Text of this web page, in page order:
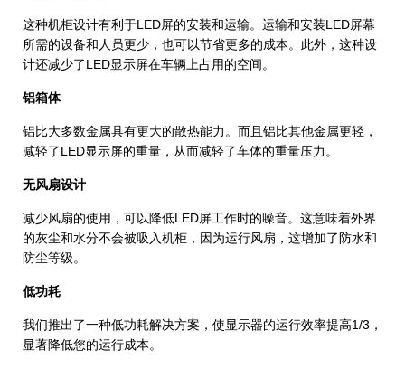
这种机柜设计有利于LED屏的安装和运输。运输和安装LED屏幕
所需的设备和人员更少，也可以节省更多的成本。此外，这种设
计还减少了LED显示屏在车辆上占用的空间。
铝箱体
铝比大多数金属具有更大的散热能力。而且铝比其他金属更轻，
减轻了LED显示屏的重量，从而减轻了车体的重量压力。
无风扇设计
减少风扇的使用，可以降低LED屏工作时的噪音。这意味着外界
的灰尘和水分不会被吸入机柜，因为运行风扇，这增加了防水和
防尘等级。
低功耗
我们推出了一种低功耗解决方案，使显示器的运行效率提高1/3，
显著降低您的运行成本。